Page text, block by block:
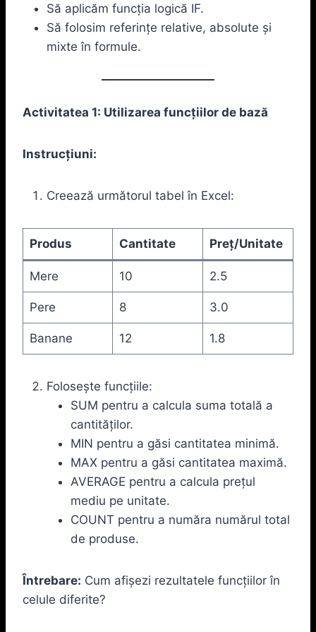
Să aplicăm funcția logică IF.
Să folosim referințe relative, absolute și
mixte în formule.
Activitatea 1: Utilizarea funcțiilor de bază
Instrucțiuni:
Creează următorul tabel în Excel:
Produs Cantitate Preț/Unitate
Mere 10 2.5
Pere 8 3.0
Banane 12 1.8
Folosește funcțiile:
SUM pentru a calcula suma totală a
cantităților.
MIN pentru a găsi cantitatea minimă.
MAX pentru a găsi cantitatea maximă.
AVERAGE pentru a calcula prețul
mediu pe unitate.
COUNT pentru a număra numărul total
de produse.
Întrebare: Cum afișezi rezultatele funcțiilor în
celule diferite?